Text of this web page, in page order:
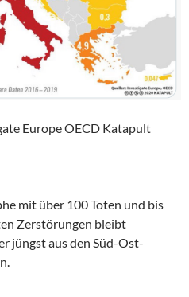
Europe OECD Katapult
mit über 100 Toten und bis
Zerstörungen bleibt
jüngst aus den Süd-Ost-